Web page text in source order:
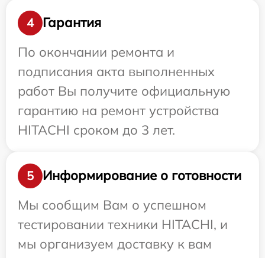
4
Гарантия
По окончании ремонта и
подписания акта выполненных
работ Вы получите официальную
гарантию на ремонт устройства
HITACHI сроком до 3 лет.
5
Информирование о готовности
Мы сообщим Вам о успешном
тестировании техники HITACHI, и
мы организуем доставку к вам